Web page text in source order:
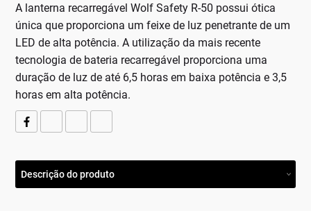
A lanterna recarregável Wolf Safety R-50 possui ótica
única que proporciona um feixe de luz penetrante de um
LED de alta potência. A utilização da mais recente
tecnologia de bateria recarregável proporciona uma
duração de luz de até 6,5 horas em baixa potência e 3,5
horas em alta potência.
Descrição do produto